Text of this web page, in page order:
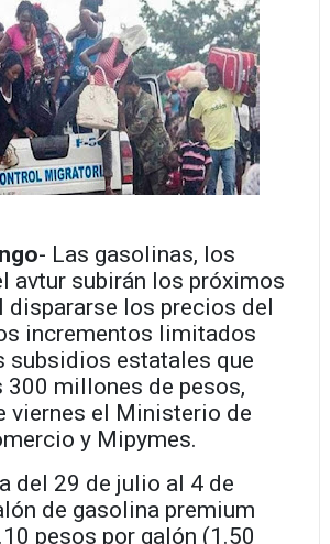
- Las gasolinas, los
avtur subirán los próximos
dispararse los precios del
incrementos limitados
subsidios estatales que
300 millones de pesos,
viernes el Ministerio de
y Mipymes.
del 29 de julio al 4 de
de gasolina premium
pesos por galón (1.50